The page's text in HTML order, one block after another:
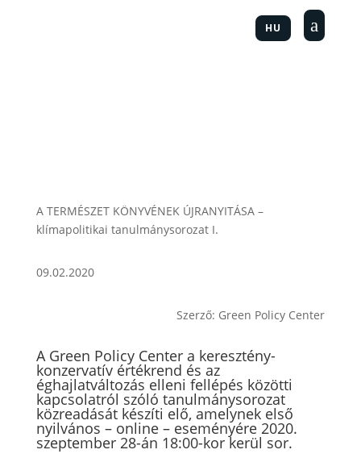
HU a
A TERMÉSZET KÖNYVÉNEK ÚJRANYITÁSA –
klímapolitikai tanulmánysorozat I.
09.02.2020
Szerző: Green Policy Center
A Green Policy Center a keresztény-
konzervatív értékrend és az
éghajlatváltozás elleni fellépés közötti
kapcsolatról szóló tanulmánysorozat
közreadását készíti elő, amelynek első
nyilvános – online – eseményére 2020.
szeptember 28-án 18:00-kor kerül sor.